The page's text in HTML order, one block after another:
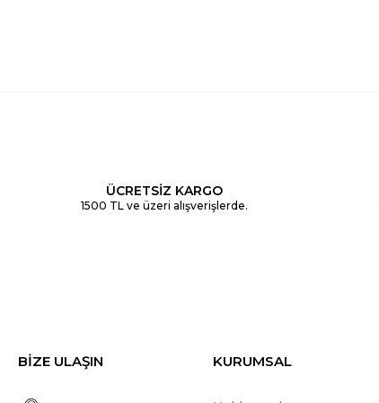
ÜCRETSİZ KARGO
1500 TL ve üzeri alışverişlerde.
BİZE ULAŞIN KURUMSAL